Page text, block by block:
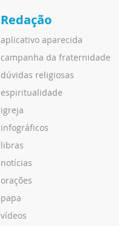
Redação
aplicativo aparecida
campanha da fraternidade
dúvidas religiosas
espiritualidade
igreja
infográficos
libras
notícias
orações
papa
vídeos